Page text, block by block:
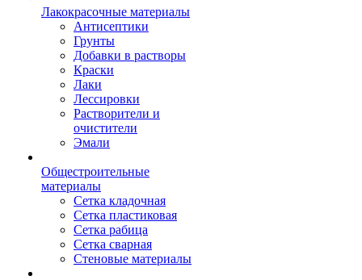
Лакокрасочные материалы
Антисептики
Грунты
Добавки в растворы
Краски
Лаки
Лессировки
Растворители и
очистители
Эмали
Общестроительные
материалы
Сетка кладочная
Сетка пластиковая
Сетка рабица
Сетка сварная
Стеновые материалы